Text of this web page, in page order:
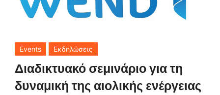
Events Εκδηλώσεις
Διαδικτυακό σεμινάριο για τη
δυναμική της αιολικής ενέργειας